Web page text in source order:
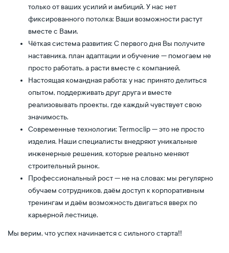
только от ваших усилий и амбиций. У нас нет
фиксированного потолка: Ваши возможности растут
вместе с Вами.
Чёткая система развития: С первого дня Вы получите
наставника, план адаптации и обучение — помогаем не
просто работать, а расти вместе с компанией.
Настоящая командная работа: у нас принято делиться
опытом, поддерживать друг друга и вместе
реализовывать проекты, где каждый чувствует свою
значимость.
Современные технологии: Termoclip — это не просто
изделия. Наши специалисты внедряют уникальные
инженерные решения, которые реально меняют
строительный рынок.
Профессиональный рост — не на словах: мы регулярно
обучаем сотрудников, даём доступ к корпоративным
тренингам и даём возможность двигаться вверх по
карьерной лестнице.
Мы верим, что успех начинается с сильного старта!!